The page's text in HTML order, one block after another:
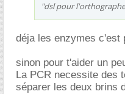
"dsl pour
déja les enzymes c'est
sinon pour t'aider un
La PCR necessite des
séparer les deux brins